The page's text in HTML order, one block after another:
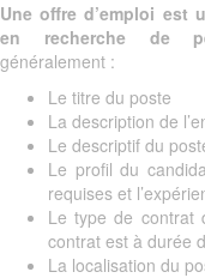
Une offre d’emploi est
en recherche de
généralement :
Le titre du poste
La description de
Le descriptif du
Le profil du
requises et
Le type de contrat
contrat est à durée
La localisation du